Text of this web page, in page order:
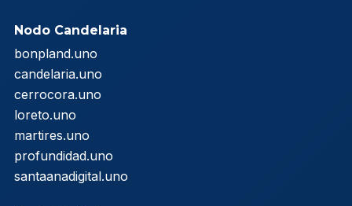
Nodo Candelaria
bonpland.uno
candelaria.uno
cerrocora.uno
loreto.uno
martires.uno
profundidad.uno
santaanadigital.uno